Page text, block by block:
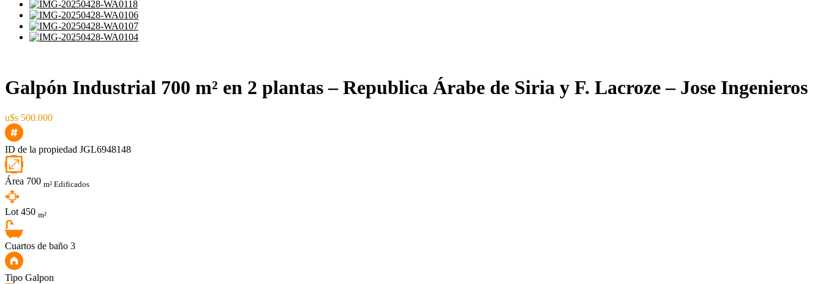
Galpón Industrial 700 m² en 2 plantas – Republica Árabe de Siria y F. Lacroze – Jose Ingenieros
u$s 500.000
ID de la propiedad JGL6948148
Área 700 m² Edificados
Lot 450 m²
Cuartos de baño 3
Tipo Galpon